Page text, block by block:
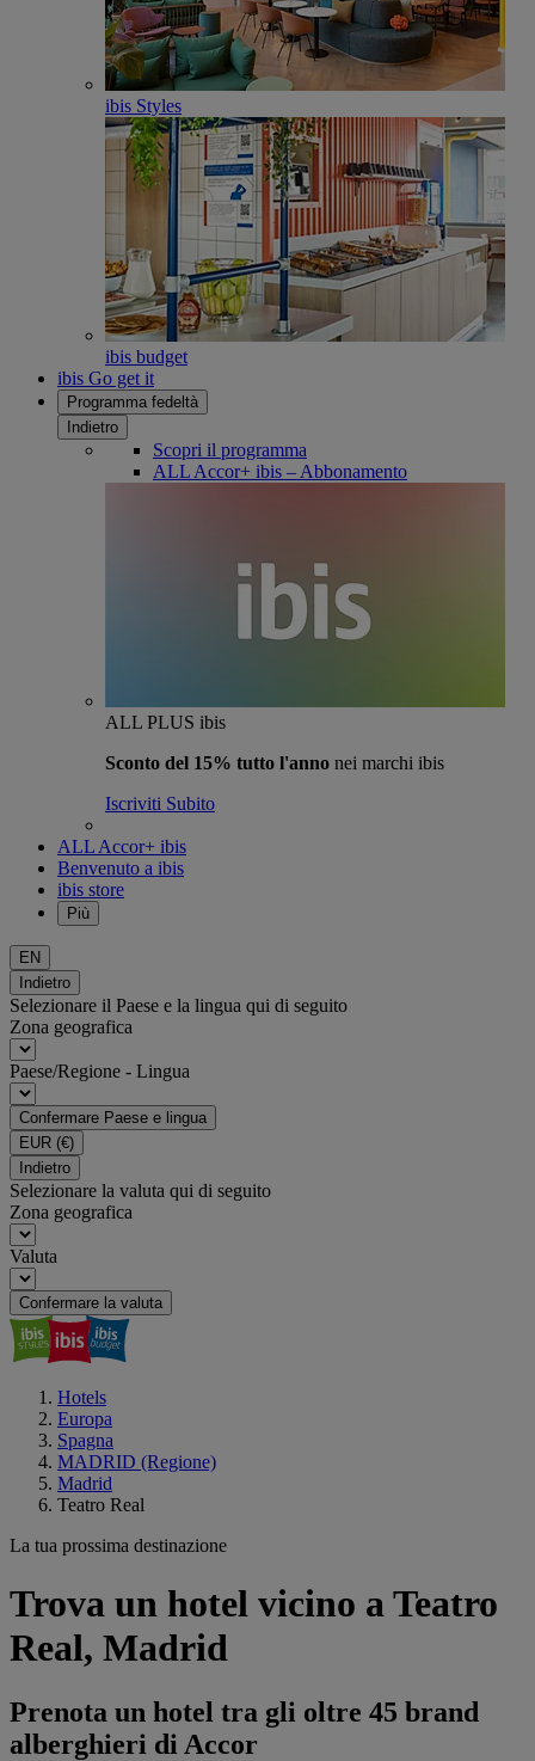
ibis Styles
ibis budget
ibis Go get it
Programma fedeltà
Indietro
Scopri il programma
ALL Accor+ ibis – Abbonamento
ALL PLUS ibis
Sconto del 15% tutto l'anno nei marchi ibis
Iscriviti Subito
ALL Accor+ ibis
Benvenuto a ibis
ibis store
Più
EN
Indietro
Selezionare il Paese e la lingua qui di seguito
Zona geografica
Paese/Regione - Lingua
Confermare Paese e lingua
EUR (€)
Indietro
Selezionare la valuta qui di seguito
Zona geografica
Valuta
Confermare la valuta
Hotels
Europa
Spagna
MADRID (Regione)
Madrid
Teatro Real
La tua prossima destinazione
Trova un hotel vicino a Teatro
Real, Madrid
Prenota un hotel tra gli oltre 45 brand
alberghieri di Accor